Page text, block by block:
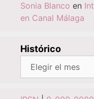
Sonia Blanco en
en Canal Málaga
Histórico
Histórico